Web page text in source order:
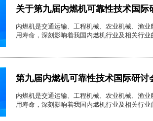
关于第九届内燃机可靠性技术国际
内燃机是交通运输、工程机械、农业机械、渔
用寿命，深刻影响着我国内燃机行业及相关行
第九届内燃机可靠性技术国际研讨
内燃机是交通运输、工程机械、农业机械、渔
用寿命，深刻影响着我国内燃机行业及相关行